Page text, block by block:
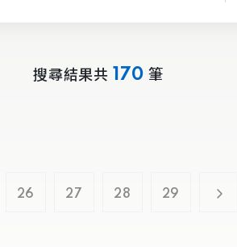
搜尋結果共 170 筆
26 27 28 29